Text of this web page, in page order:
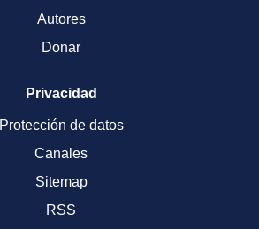
Autores
Donar
Privacidad
Protección de datos
Canales
Sitemap
RSS